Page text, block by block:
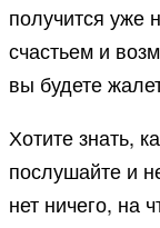
получится уже
счастьем и
вы будете
Хотите знать,
послушайте и
нет ничего, на